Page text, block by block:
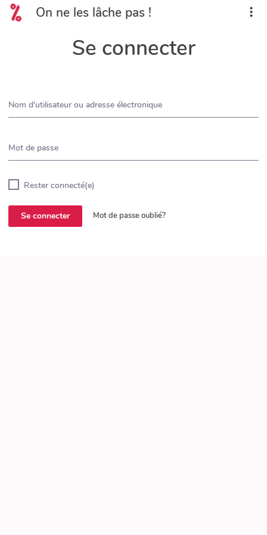
On ne les lâche pas !
Se connecter
Nom d'utilisateur ou adresse électronique
Mot de passe
Rester connecté(e)
Se connecter Mot de passe oublié?